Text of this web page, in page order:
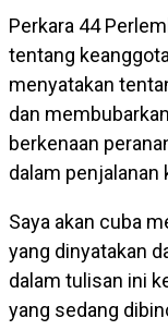
Perkara 44
tentang
menyatakan
dan
berkenaan
dalam penjalanan
Saya akan cuba
yang dinyatakan
dalam tulisan ini
yang sedang